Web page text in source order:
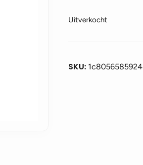
Uitverkocht
SKU: 1c8056585924